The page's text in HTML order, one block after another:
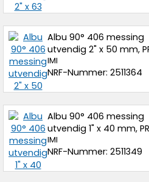
Albu 90° 406 messing
utvendig 2" x 50 mm,
IMI
NRF-Nummer: 2511364
Albu 90° 406 messing
utvendig 1" x 40 mm,
IMI
NRF-Nummer: 2511349